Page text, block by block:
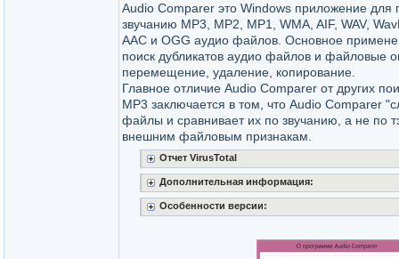
Audio Comparer это Windows приложение для
звучанию MP3, MP2, MP1, WMA, AIF, WAV,
AAC и OGG аудио файлов. Основное
поиск дубликатов аудио файлов и файловые
перемещение, удаление, копирование.
Главное отличие Audio Comparer от других
MP3 заключается в том, что Audio Comparer
файлы и сравнивает их по звучанию, а не по
внешним файловым признакам.
Отчет VirusTotal
Дополнительная информация:
Особенности версии: